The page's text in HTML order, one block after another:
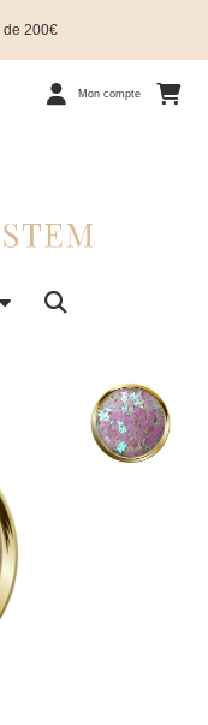
de 200€
Mon compte